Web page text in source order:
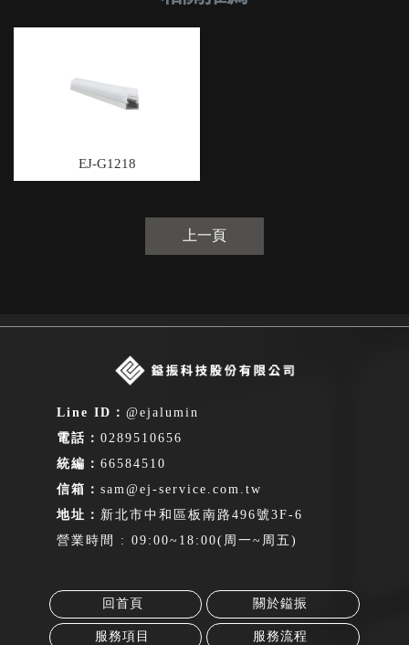
EJ-G1218
上一頁
@ejalumin
0289510656
66584510
sam@ej-service.com.tw
新北市中和區板南路496號3F-6
營業時間 : 09:00~18:00(周一~周五)
回首頁 關於鎰振
服務項目 服務流程